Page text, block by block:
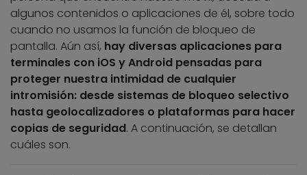
algunos contenidos o aplicaciones de él, sobre todo
cuando no usamos la función de bloqueo de
pantalla. Aún así, hay diversas aplicaciones para
terminales con iOS y Android pensadas para
proteger nuestra intimidad de cualquier
intromisión: desde sistemas de bloqueo selectivo
hasta geolocalizadores o plataformas para hacer
copias de seguridad. A continuación, se detallan
cuáles son.